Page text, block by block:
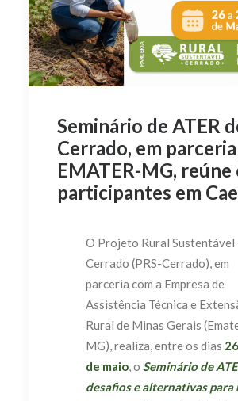
Seminário de ATER
Cerrado, em
EMATER-MG, reúne
participantes em
O Projeto Rural Sustentável
Cerrado (PRS-Cerrado), em
parceria com a Empresa de
Assistência Técnica e
Rural de Minas Gerais
MG), realiza, entre os dias
de maio, o Seminário de
desafios e alternativas para